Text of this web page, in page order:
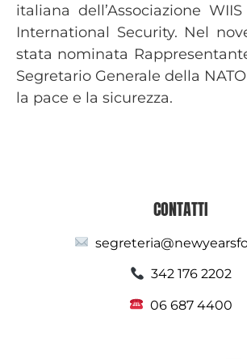
italiana dell’Associazione
International Security. Nel
stata nominata
Segretario Generale della
la pace e la sicurezza.
CONTATTI
342 176 2202
06 687 4400